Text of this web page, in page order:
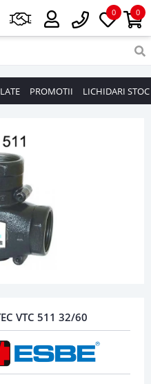
0
0
PROMOTII LICHIDARI STOC
VTC 511 32/60